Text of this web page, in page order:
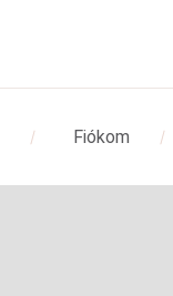
Fiókom